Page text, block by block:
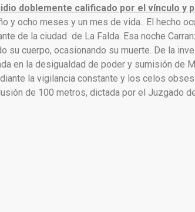
doblemente calificado por el vínculo y
y ocho meses y un mes de vida.. El hecho
de la ciudad de La Falda. Esa noche
cuerpo, ocasionando su muerte. De la
en la desigualdad de poder y sumisión de
la vigilancia constante y los celos
de 100 metros, dictada por el Juzgado